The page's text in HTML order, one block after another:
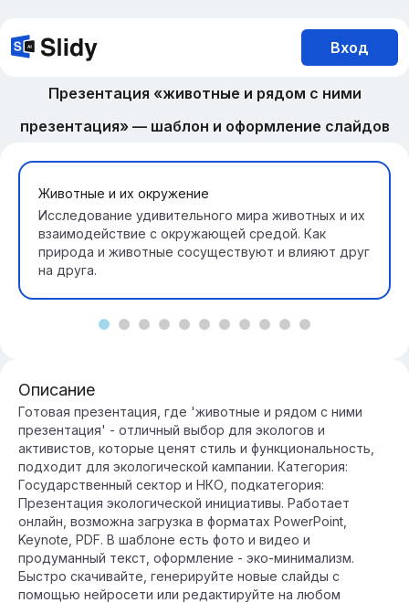
Вход
Презентация «животные и рядом с ними
презентация» — шаблон и оформление слайдов
Животные и их окружение
Исследование удивительного мира животных и их
взаимодействие с окружающей средой. Как
природа и животные сосуществуют и влияют друг
на друга.
Описание
Готовая презентация, где 'животные и рядом с ними
презентация' - отличный выбор для экологов и
активистов, которые ценят стиль и функциональность,
подходит для экологической кампании. Категория:
Государственный сектор и НКО, подкатегория:
Презентация экологической инициативы. Работает
онлайн, возможна загрузка в форматах PowerPoint,
Keynote, PDF. В шаблоне есть фото и видео и
продуманный текст, оформление - эко-минимализм.
Быстро скачивайте, генерируйте новые слайды с
помощью нейросети или редактируйте на любом